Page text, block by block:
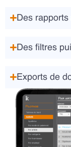
Des
Des filtres
Exports de